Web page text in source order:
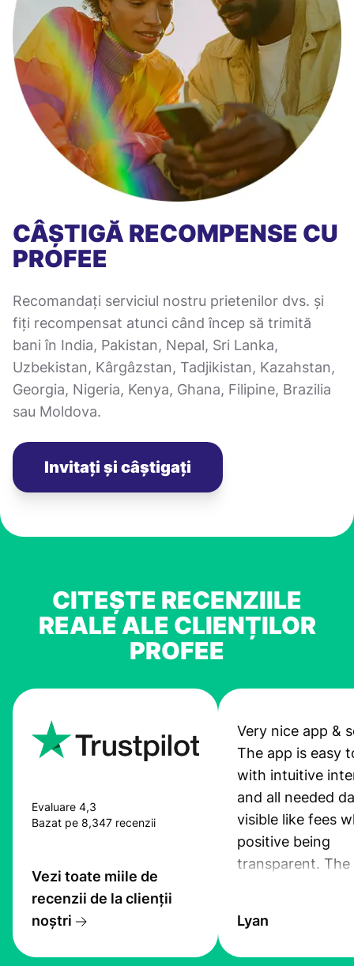
CÂȘTIGĂ RECOMPENSE CU
PROFEE
Recomandați serviciul nostru prietenilor dvs. și
fiți recompensat atunci când încep să trimită
bani în India, Pakistan, Nepal, Sri Lanka,
Uzbekistan, Kârgâzstan, Tadjikistan, Kazahstan,
Georgia, Nigeria, Kenya, Ghana, Filipine, Brazilia
sau Moldova.
Invitați și câștigați
CITEȘTE RECENZIILE
REALE ALE CLIENȚILOR
PROFEE
Evaluare 4,3
Bazat pe 8,347 recenzii
Vezi toate miile de
recenzii de la clienții
noștri
Very nice app &
The app is easy
with intuitive
and all needed
visible like fees
positive being
transparent. The
the exchange
Lyan